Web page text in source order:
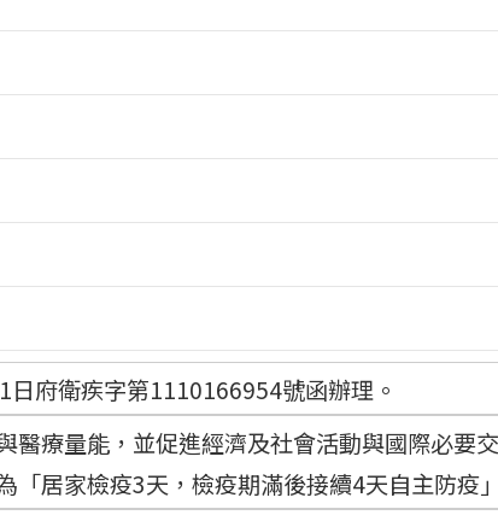
府衛疾字第1110166954號函辦理。
醫療量能，並促進經濟及社會活動與國際必要
「居家檢疫3天，檢疫期滿後接續4天自主防疫